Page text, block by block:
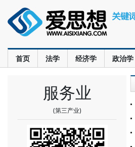
首页 法学 经济学 政治学
服务业
(第三产业)